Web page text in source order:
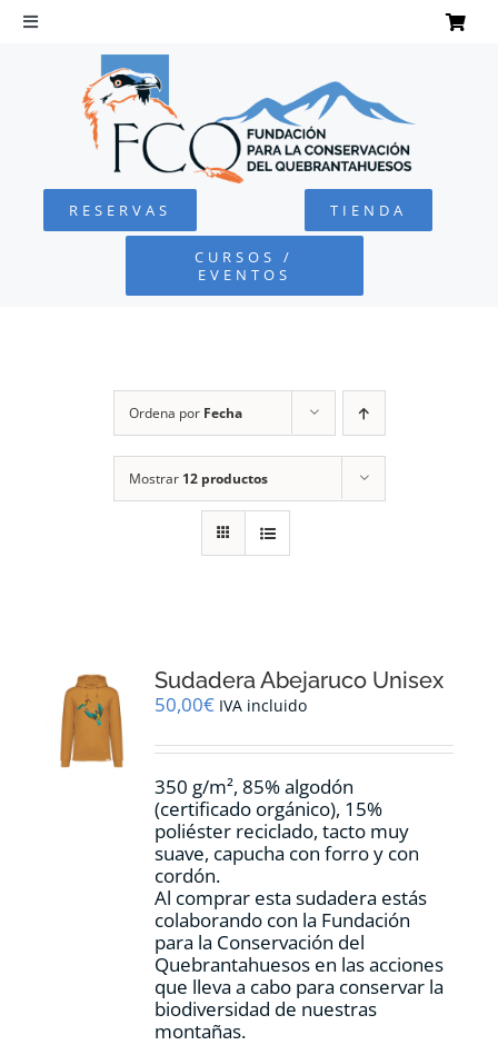
Saltar
Toggle
Navigation
QUEBRANTAHUESOS
FUNDACIÓN
CARRITO
RESERVAS TIENDA
CURSOS /
EVENTOS
Ordena por Fecha
Mostrar 12 productos
Sudadera Abejaruco Unisex
50,00€ IVA incluido
350 g/m², 85% algodón
(certificado orgánico), 15%
poliéster reciclado, tacto muy
suave, capucha con forro y con
cordón.
Al comprar esta sudadera estás
colaborando con la Fundación
para la Conservación del
Quebrantahuesos en las acciones
que lleva a cabo para conservar la
biodiversidad de nuestras
montañas.